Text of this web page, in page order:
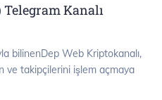
Kanalı
bilinenDep Web Kriptokanalı,
ve takipçilerini işlem açmaya